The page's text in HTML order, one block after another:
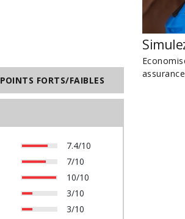
POINTS FORTS/FAIBLES
7.4/10
7/10
10/10
3/10
3/10